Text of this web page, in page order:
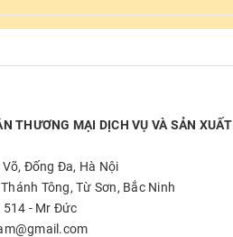
THƯƠNG MẠI DỊCH VỤ VÀ SẢN XUẤT
Đống Đa, Hà Nội
Tông, Từ Sơn, Bắc Ninh
514 - Mr Đức